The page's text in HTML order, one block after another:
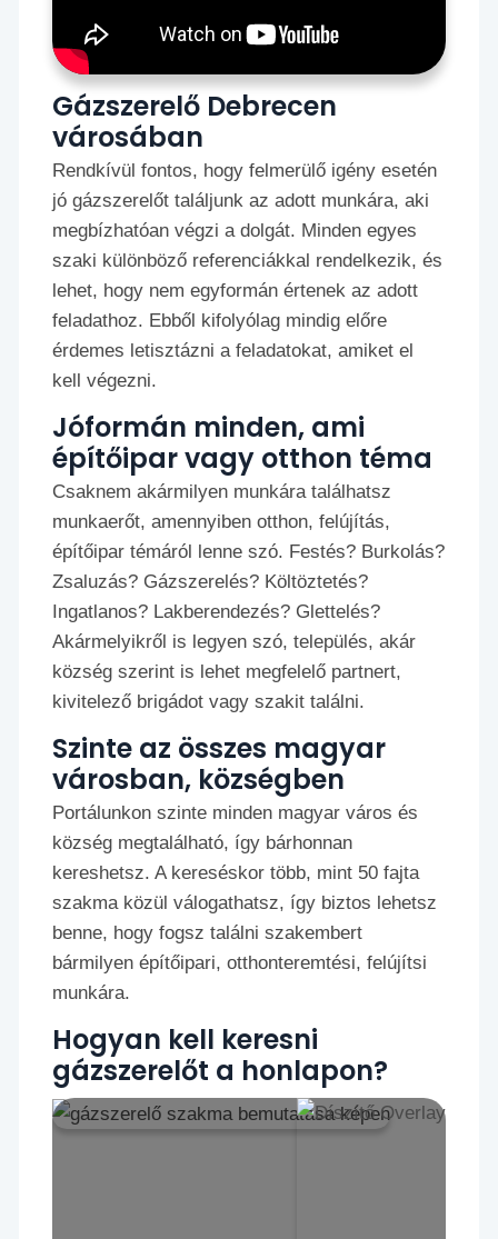
Gázszerelő Debrecen
városában
Rendkívül fontos, hogy felmerülő igény esetén
jó gázszerelőt találjunk az adott munkára, aki
megbízhatóan végzi a dolgát. Minden egyes
szaki különböző referenciákkal rendelkezik, és
lehet, hogy nem egyformán értenek az adott
feladathoz. Ebből kifolyólag mindig előre
érdemes letisztázni a feladatokat, amiket el
kell végezni.
Jóformán minden, ami
építőipar vagy otthon téma
Csaknem akármilyen munkára találhatsz
munkaerőt, amennyiben otthon, felújítás,
építőipar témáról lenne szó. Festés? Burkolás?
Zsaluzás? Gázszerelés? Költöztetés?
Ingatlanos? Lakberendezés? Glettelés?
Akármelyikről is legyen szó, település, akár
község szerint is lehet megfelelő partnert,
kivitelező brigádot vagy szakit találni.
Szinte az összes magyar
városban, községben
Portálunkon szinte minden magyar város és
község megtalálható, így bárhonnan
kereshetsz. A kereséskor több, mint 50 fajta
szakma közül válogathatsz, így biztos lehetsz
benne, hogy fogsz találni szakembert
bármilyen építőipari, otthonteremtési, felújítsi
munkára.
Hogyan kell keresni
gázszerelőt a honlapon?